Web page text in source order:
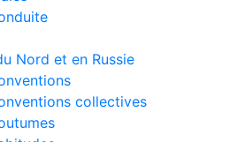
Nord et en Russie
collectives